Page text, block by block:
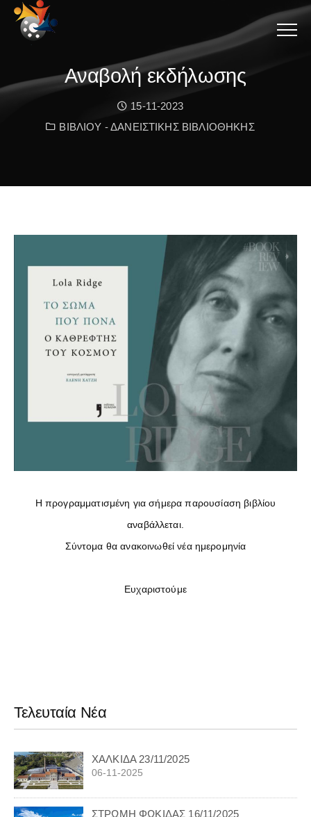
Menu
Αναβολή εκδήλωσης
Date:
15-11-2023
Κατηγορία:
ΒΙΒΛΙΟΥ - ΔΑΝΕΙΣΤΙΚΗΣ ΒΙΒΛΙΟΘΗΚΗΣ
Η προγραμματισμένη για σήμερα παρουσίαση βιβλίου
αναβάλλεται.
Σύντομα θα ανακοινωθεί νέα ημερομηνία
Ευχαριστούμε
Τελευταία Νέα
ΧΑΛΚΙΔΑ 23/11/2025
06-11-2025
ΣΤΡΩΜΗ ΦΩΚΙΔΑΣ 16/11/2025